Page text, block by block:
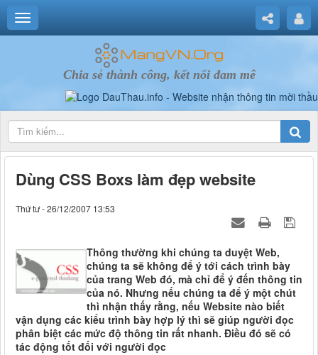
Chia sẻ thành công, kết nối đam mê
Dùng CSS Boxs làm đẹp website
Thứ tư - 26/12/2007 13:53
Thông thường khi chúng ta duyệt Web,
chúng ta sẽ không để ý tới cách trình bày
của trang Web đó, mà chỉ để ý đến thông tin
của nó. Nhưng nếu chúng ta để ý một chút
thì nhận thấy rằng, nếu Website nào biết
vận dụng các kiểu trình bày hợp lý thì sẽ giúp người đọc
phân biệt các mức độ thông tin rất nhanh. Điều đó sẽ có
tác động tốt đối với người đọc